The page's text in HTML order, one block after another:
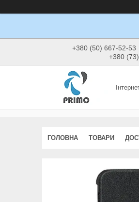
+380 (50) 667-52-53
+380
ГОЛОВНА ТОВАРИ